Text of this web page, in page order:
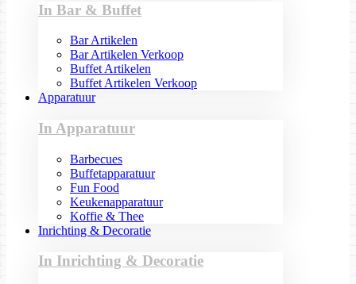
In Bar & Buffet
Bar Artikelen
Bar Artikelen Verkoop
Buffet Artikelen
Buffet Artikelen Verkoop
Apparatuur
In Apparatuur
Barbecues
Buffetapparatuur
Fun Food
Keukenapparatuur
Koffie & Thee
Inrichting & Decoratie
In Inrichting & Decoratie